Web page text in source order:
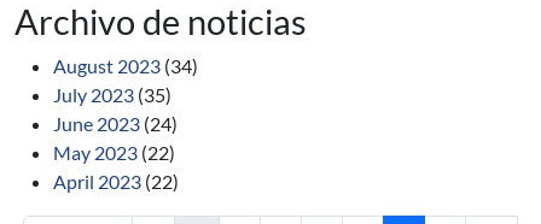
Archivo de noticias
August 2023 (34)
July 2023 (35)
June 2023 (24)
May 2023 (22)
April 2023 (22)